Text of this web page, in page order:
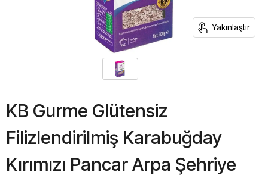
Yakınlaştır
KB Gurme Glütensiz
Filizlendirilmiş Karabuğday
Kırımızı Pancar Arpa Şehriye